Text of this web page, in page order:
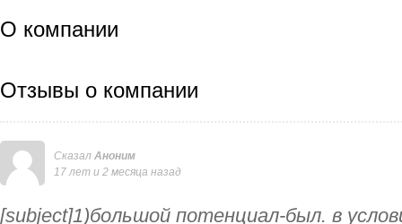
О компании
Отзывы о компании
Сказал Аноним
17 лет и 2 месяца назад
[subject]1)большой потенциал-был. в